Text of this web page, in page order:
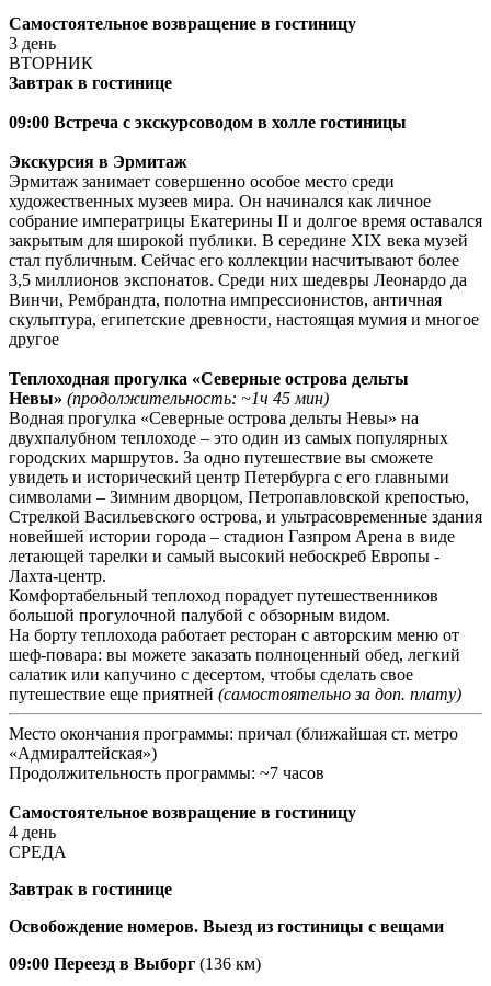
Самостоятельное возвращение в гостиницу
3 день
ВТОРНИК
Завтрак в гостинице
09:00 Встреча с экскурсоводом в холле гостиницы
Экскурсия в Эрмитаж
Эрмитаж занимает совершенно особое место среди
художественных музеев мира. Он начинался как личное
собрание императрицы Екатерины II и долгое время оставался
закрытым для широкой публики. В середине XIX века музей
стал публичным. Сейчас его коллекции насчитывают более
3,5 миллионов экспонатов. Среди них шедевры Леонардо да
Винчи, Рембрандта, полотна импрессионистов, античная
скульптура, египетские древности, настоящая мумия и многое
другое
Теплоходная прогулка «Северные острова дельты
Невы» (продолжительность: ~1ч 45 мин)
Водная прогулка «Северные острова дельты Невы» на
двухпалубном теплоходе – это один из самых популярных
городских маршрутов. За одно путешествие вы сможете
увидеть и исторический центр Петербурга с его главными
символами – Зимним дворцом, Петропавловской крепостью,
Стрелкой Васильевского острова, и ультрасовременные здания
новейшей истории города – стадион Газпром Арена в виде
летающей тарелки и самый высокий небоскреб Европы -
Лахта-центр.
Комфортабельный теплоход порадует путешественников
большой прогулочной палубой с обзорным видом.
На борту теплохода работает ресторан с авторским меню от
шеф-повара: вы можете заказать полноценный обед, легкий
салатик или капучино с десертом, чтобы сделать свое
путешествие еще приятней (самостоятельно за доп. плату)
Место окончания программы: причал (ближайшая ст. метро
«Адмиралтейская»)
Продолжительность программы: ~7 часов
Самостоятельное возвращение в гостиницу
4 день
СРЕДА
Завтрак в гостинице
Освобождение номеров. Выезд из гостиницы с вещами
09:00 Переезд в Выборг (136 км)